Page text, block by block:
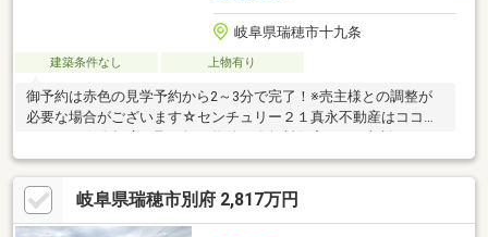
岐阜県瑞穂市十九条
建築条件なし 上物有り
御予約は赤色の見学予約から2～3分で完了！※売主様との調整が
必要な場合がございます☆センチュリー２１真永不動産はココが
す！〇地域最大級の営業スタッフ数！〇キッズスペース完備！〇
不動産以外の知識も豊富です！営業時間9：30～18：00 (定休
日：水曜日)この時間帯はお電話でのお問い合わせがスムーズにご
案内できます。
岐阜県瑞穂市別府 2,817万円